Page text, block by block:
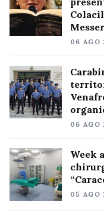
06 AGO
06 AGO
Week
05 AGO